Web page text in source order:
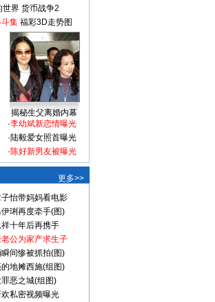
世界 货币战争2
集 福彩3D走势图
揭秘生父离婚内幕
·李幼斌新恋情曝光
·陆毅爱女照首曝光
·陈好新男友被曝光
更多>>
怡带妈妈看电影
琍再度牵手(图)
十年后再携手
公为家产求生子
间惨被抓拍(图)
地摊西施(组图)
恶之城(组图)
私密视频曝光